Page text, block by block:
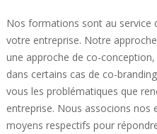
Nos formations sont au service
votre entreprise. Notre
une approche de co-
dans certains cas de co-
vous les problématiques que
entreprise. Nous associons nos
moyens respectifs pour